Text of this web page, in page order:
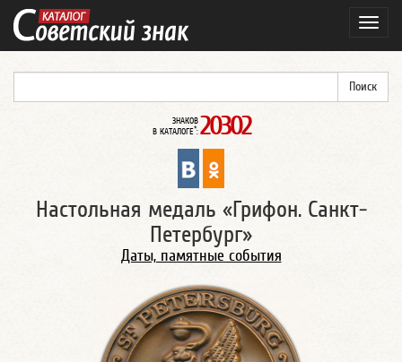
ЗНАКОВ
В КАТАЛОГЕ*: 20302
Настольная медаль «Грифон. Санкт-
Петербург»
Даты, памятные события